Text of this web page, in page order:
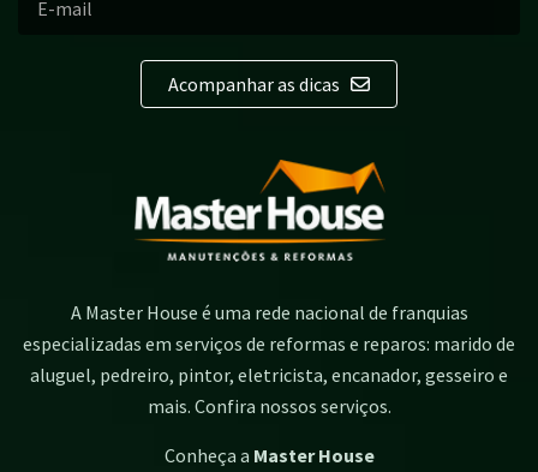
Acompanhar as dicas
A Master House é uma rede nacional de franquias
especializadas em serviços de reformas e reparos: marido de
aluguel, pedreiro, pintor, eletricista, encanador, gesseiro e
mais. Confira nossos serviços.
Conheça a Master House